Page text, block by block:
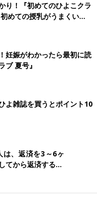
り！『初めてのひよこクラ
めての授乳がうまくい
本と夏のトラブル 解決テ
妊娠がわかったら最初に読
ブ 夏号』
よ雑誌を買うとポイント10
は、返済を3～6ヶ
てから返済する...